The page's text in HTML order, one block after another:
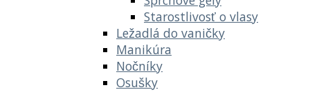
Starostlivosť o vlasy
Ležadlá do vaničky
Manikúra
Nočníky
Osušky